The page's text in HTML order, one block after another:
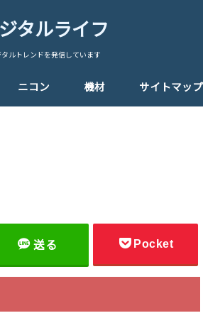
タルライフ
タルトレンドを発信しています
ニコン 機材 サイトマップ
送る Pocket